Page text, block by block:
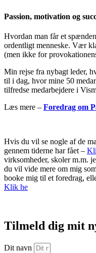
Passion, motivation og
Hvordan man får et
ordentligt menneske. Vær
(men ikke for
Min rejse fra nybagt leder,
til i dag, hvor mine 50
tilfredse medarbejdere i
Læs mere – Foredrag om
Hvis du vil se nogle af de
gennem tiderne har fået –
virksomheder, skoler m.m.
du vil vide mere om mig
booke mig til et foredrag,
Klik he
Tilmeld dig mit
Dit navn